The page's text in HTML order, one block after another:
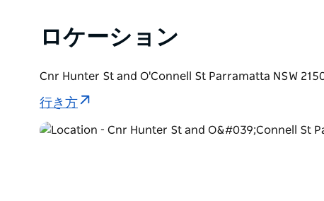
ロケーション
Cnr Hunter St and O'Connell St Parramatta NSW
行き方